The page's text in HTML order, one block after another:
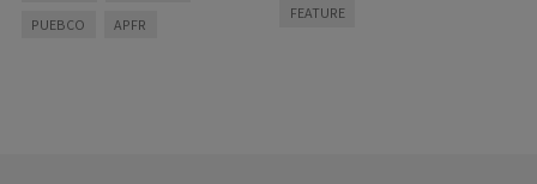
を！
PUEBCO APFR
ョンを整えること。
FEATURE